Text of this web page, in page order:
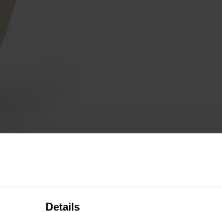
Details
Het servies bestaat uit